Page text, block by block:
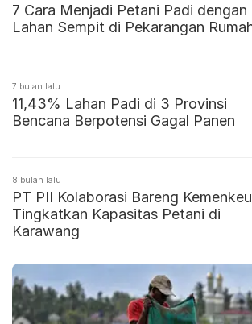
7 Cara Menjadi Petani Padi dengan
Lahan Sempit di Pekarangan
7 bulan lalu
11,43% Lahan Padi di 3 Provinsi
Bencana Berpotensi Gagal Panen
8 bulan lalu
PT PII Kolaborasi Bareng Kemenkeu
Tingkatkan Kapasitas Petani di
Karawang